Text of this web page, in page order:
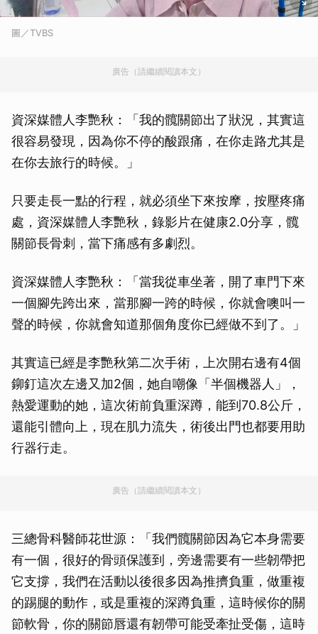
圖／TVBS
廣告（請繼續閱讀本文）
資深媒體人李艷秋：「我的髖關節出了狀況，其實這
很容易發現，因為你不停的酸跟痛，在你走路尤其是
在你去旅行的時候。」
只要走長一點的行程，就必須坐下來按摩，按壓疼痛
處，資深媒體人李艷秋，錄影片在健康2.0分享，髖
關節長骨刺，當下痛感有多劇烈。
資深媒體人李艷秋：「當我從車坐著，開了車門下來
一個腳先跨出來，當那腳一跨的時候，你就會噢叫一
聲的時候，你就會知道那個角度你已經做不到了。」
其實這已經是李艷秋第二次手術，上次開右邊有4個
鉚釘這次左邊又加2個，她自嘲像「半個機器人」，
熱愛運動的她，這次術前負重深蹲，能到70.8公斤，
還能引體向上，現在肌力流失，術後出門也都要用助
行器行走。
廣告（請繼續閱讀本文）
三總骨科醫師花世源：「我們髖關節因為它本身需要
有一個，很好的骨頭保護到，旁邊需要有一些韌帶把
它支撐，我們在活動以後很多因為推擠負重，做重複
的踢腿的動作，或是重複的深蹲負重，這時候你的關
節軟骨，你的關節唇還有韌帶可能受牽扯受傷，這時